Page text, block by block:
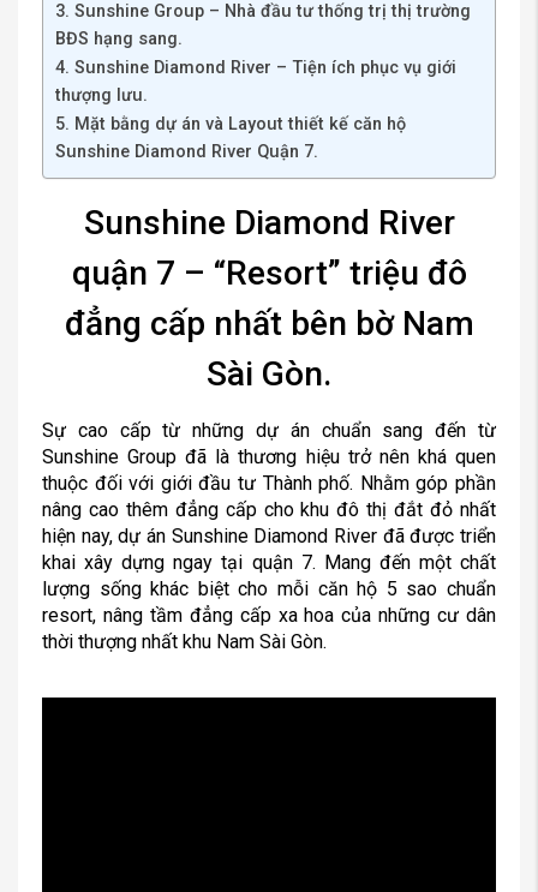
3. Sunshine Group – Nhà đầu tư thống trị thị trường
BĐS hạng sang.
4. Sunshine Diamond River – Tiện ích phục vụ giới
thượng lưu.
5. Mặt bằng dự án và Layout thiết kế căn hộ
Sunshine Diamond River Quận 7.
Sunshine Diamond River
quận 7 – “Resort” triệu đô
đẳng cấp nhất bên bờ Nam
Sài Gòn.
Sự cao cấp từ những dự án chuẩn sang đến từ
Sunshine Group đã là thương hiệu trở nên khá quen
thuộc đối với giới đầu tư Thành phố. Nhằm góp phần
nâng cao thêm đẳng cấp cho khu đô thị đắt đỏ nhất
hiện nay, dự án Sunshine Diamond River đã được triển
khai xây dựng ngay tại quận 7. Mang đến một chất
lượng sống khác biệt cho mỗi căn hộ 5 sao chuẩn
resort, nâng tầm đẳng cấp xa hoa của những cư dân
thời thượng nhất khu Nam Sài Gòn.